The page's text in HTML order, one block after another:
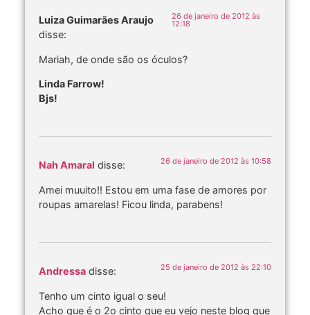
Luiza Guimarães Araujo
disse:
26 de janeiro de 2012 às
12:18
Mariah, de onde são os óculos?
Linda Farrow!
Bjs!
Nah Amaral disse: 26 de janeiro de 2012 às 10:58
Amei muuito!! Estou em uma fase de amores por
roupas amarelas! Ficou linda, parabens!
Andressa disse: 25 de janeiro de 2012 às 22:10
Tenho um cinto igual o seu!
Acho que é o 2o cinto que eu vejo neste blog que